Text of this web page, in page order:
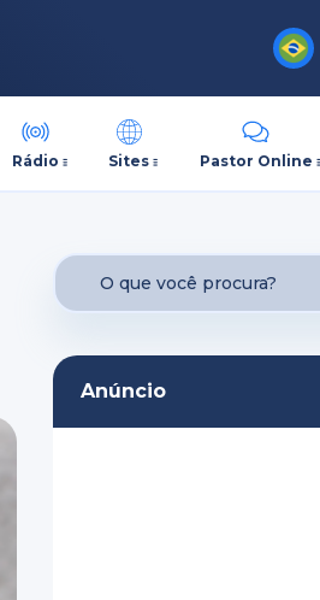
Rádio Sites Pastor Online
Anúncio